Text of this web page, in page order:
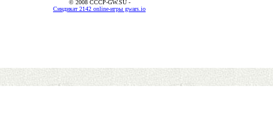
© 2008 CCCP-GW.SU -
Синдикат 2142 online-игры gwars.io